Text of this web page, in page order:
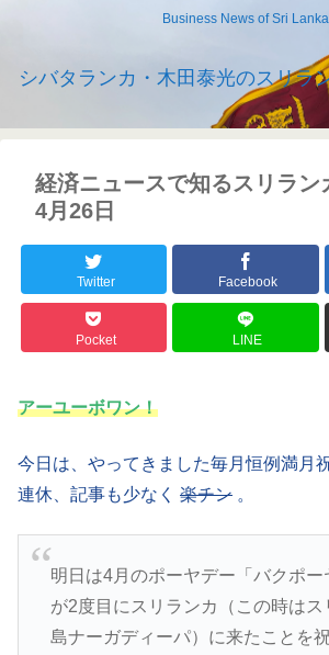
Business News of Sri Lanka
シバタランカ・木田泰光のスリラ
経済ニュースで知るスリラン
4月26日
Twitter Facebook
Pocket LINE
アーユーボワン！
今日は、やってきました毎月恒例満月祝
連休、記事も少なく 楽チン 。
明日は4月のポーヤデー「バクポー
が2度目にスリランカ（この時はス
島ナーガディーパ）に来たことを